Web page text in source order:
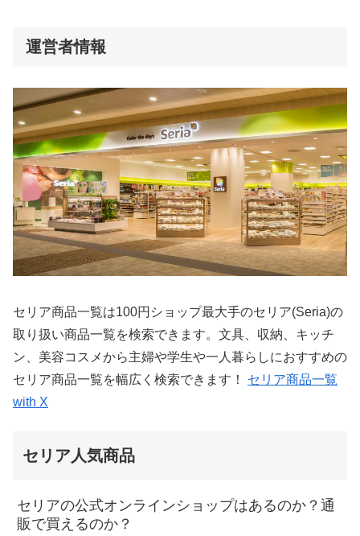
運営者情報
セリア商品一覧は100円ショップ最大手のセリア(Seria)の
取り扱い商品一覧を検索できます。文具、収納、キッチ
ン、美容コスメから主婦や学生や一人暮らしにおすすめの
セリア商品一覧を幅広く検索できます！ セリア商品一覧
with X
セリア人気商品
セリアの公式オンラインショップはあるのか？通
販で買えるのか？